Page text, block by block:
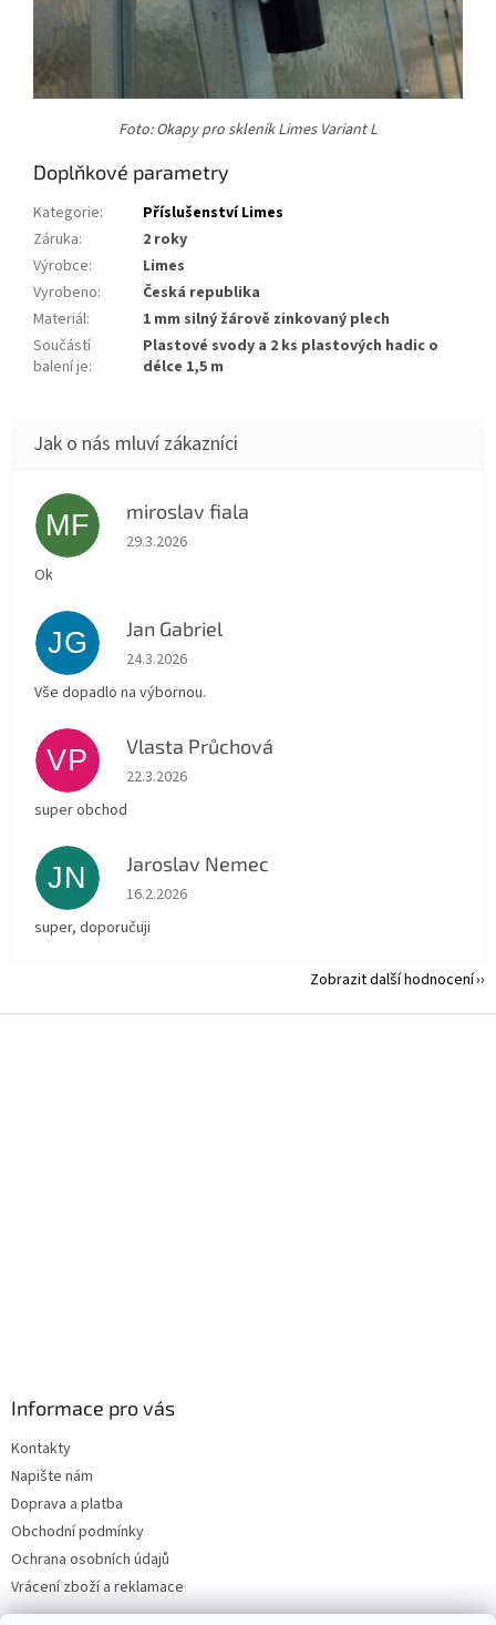
Foto: Okapy pro skleník Limes Variant L
Doplňkové parametry
Kategorie:
Příslušenství Limes
Záruka:
2 roky
Výrobce:
Limes
Vyrobeno:
Česká republika
Materiál:
1 mm silný žárově zinkovaný plech
Součástí
balení je:
plastové svody a 2 ks plastových hadic o
délce 1,5 m
MF miroslav fiala
Hodnocení obchodu je 5 z 5 hvězdiček.
29.3.2026
Ok
JG Jan Gabriel
Hodnocení obchodu je 5 z 5 hvězdiček.
24.3.2026
Vše dopadlo na výbornou.
VP Vlasta Průchová
Hodnocení obchodu je 5 z 5 hvězdiček.
22.3.2026
super obchod
JN Jaroslav Nemec
Hodnocení obchodu je 5 z 5 hvězdiček.
16.2.2026
super, doporučuji
Zobrazit další hodnocení
Informace pro vás
Kontakty
Napište nám
Doprava a platba
Obchodní podmínky
Ochrana osobních údajů
Vrácení zboží a reklamace